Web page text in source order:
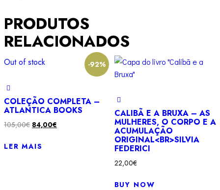
Audre
Lorde
PRODUTOS
RELACIONADOS
Out of stock -92%
COLEÇÃO COMPLETA –
ATLANTICA BOOKS
105,00€ O
original
84,00€
LER MAIS
CALIBÃ E A BRUXA – AS
MULHERES, O CORPO E A
ACUMULAÇÃO
ORIGINAL<BR>SILVIA
FEDERICI
22,00€
BUY NOW